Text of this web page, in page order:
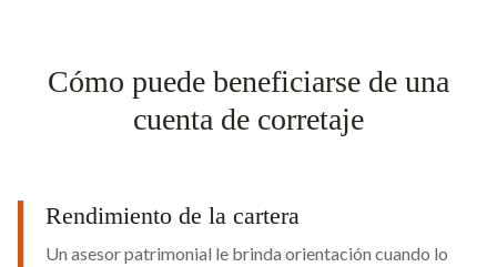
Cómo puede beneficiarse de una
cuenta de corretaje
Rendimiento de la cartera
Un asesor patrimonial le brinda orientación cuando lo